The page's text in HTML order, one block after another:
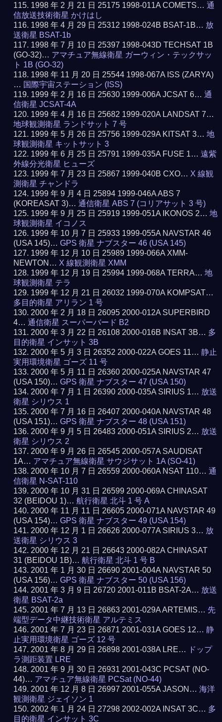
1998 年 2 月 21 日 25175 1998-011A COMETS…通
信放送技術衛星 かけはし
1998 年 4 月 29 日 25312 1998-024B BSAT-1B… 放
送衛星 BSAT-1b
1998 年 7 月 10 日 25397 1998-043D TECHSAT 1B
(GO-32)… アマチュア無線衛星 ガーウィン・テックサッ
ト 1B (GO-32)
1998 年 11 月 20 日 25544 1998-067A ISS (ZARYA)
… 国際宇宙ステーション (ISS)
1999 年 2 月 16 日 25630 1999-006A JCSAT 6…通
信衛星 JCSAT-4A
1999 年 4 月 16 日 25682 1999-020A LANDSAT 7…
地球観測衛星 ランドサット 7 号
1999 年 5 月 26 日 25756 1999-029A KITSAT 3…地
球観測衛星 キットサット 3
1999 年 6 月 25 日 25791 1999-035A FUSE 1…遠紫
外線分光衛星 ヒューズ
1999 年 7 月 23 日 25867 1999-040B CXO… X 線観
測衛星 チャンドラ
1999 年 9 月 4 日 25894 1999-046A ABS 7
(KOREASAT 3)…通信衛星 ABS 7 (コリアサット 3 号)
1999 年 9 月 25 日 25919 1999-051A IKONOS 2…地
球観測衛星 イコノス
1999 年 10 月 7 日 25933 1999-055A NAVSTAR 46
(USA 145)…GPS 衛星 ナブスター 46 (USA 145)
1999 年 12 月 10 日 25989 1999-066A XMM-
NEWTON… X 線観測衛星 XMM
1999 年 12 月 19 日 25994 1999-068A TERRA…地
球観測衛星 テラ
1999 年 12 月 21 日 26032 1999-070A KOMPSAT…
多目的衛星 アリラン 1 号
2000 年 2 月 18 日 26095 2000-012A SUPERBIRD
4…通信衛星 スーパーバード B2
2000 年 3 月 22 日 26108 2000-016B INSAT 3B… 多
目的衛星 インサット 3B
2000 年 5 月 3 日 26352 2000-022A GOES 11…静止
実用環境衛星 ゴーズ 11 号
2000 年 5 月 11 日 26360 2000-025A NAVSTAR 47
(USA 150)…GPS 衛星 ナブスター 47 (USA 150)
2000 年 7 月 1 日 26390 2000-035A SIRIUS 1… 放送
衛星 シリウス 1
2000 年 7 月 16 日 26407 2000-040A NAVSTAR 48
(USA 151)…GPS 衛星 ナブスター 48 (USA 151)
2000 年 9 月 5 日 26483 2000-051A SIRIUS 2… 放送
衛星 シリウス 2
2000 年 9 月 26 日 26545 2000-057A SAUDISAT
1A… アマチュア無線衛星 サウジサット 1A (SO-41)
2000 年 10 月 7 日 26559 2000-060A NSAT 110…通
信衛星 N-SAT-110
2000 年 10 月 31 日 26599 2000-069A CHINASAT
32 (BEIDOU 1)…航行衛星 北斗 1 号 A
2000 年 11 月 11 日 26605 2000-071A NAVSTAR 49
(USA 154)…GPS 衛星 ナブスター 49 (USA 154)
2000 年 12 月 1 日 26626 2000-077A SIRIUS 3… 放
送衛星 シリウス 3
2000 年 12 月 21 日 26643 2000-082A CHINASAT
31 (BEIDOU 1B)…航行衛星 北斗 1 号 B
2001 年 1 月 30 日 26690 2001-004A NAVSTAR 50
(USA 156)…GPS 衛星 ナブスター 50 (USA 156)
2001 年 3 月 9 日 26720 2001-011B BSAT-2A… 放送
衛星 BSAT-2a
2001 年 7 月 13 日 26863 2001-029A ARTEMIS… 先
端型データ中継技術衛星 アルテミス
2001 年 7 月 23 日 26871 2001-031A GOES 12…静
止実用環境衛星 ゴーズ 12 号
2001 年 8 月 29 日 26898 2001-038A LRE…
ドップ
ラ測距装置 LRE
2001 年 9 月 30 日 26931 2001-043C PCSAT (NO-
44)… アマチュア無線衛星 PCSat (NO-44)
2001 年 12 月 8 日 26997 2001-055A JASON…海洋
観測衛星 ジェイソン 1
2002 年 1 月 24 日 27298 2002-002A INSAT 3C… 多
目的衛星 インサット 3C